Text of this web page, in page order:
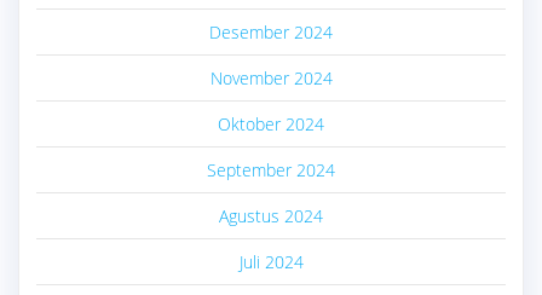
Desember 2024
November 2024
Oktober 2024
September 2024
Agustus 2024
Juli 2024